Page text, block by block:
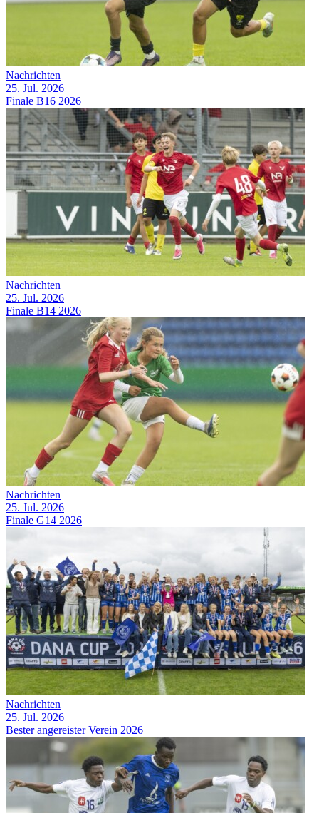
Nachrichten
25. Jul. 2026
Finale B16 2026
Nachrichten
25. Jul. 2026
Finale B14 2026
Nachrichten
25. Jul. 2026
Finale G14 2026
Nachrichten
25. Jul. 2026
Bester angereister Verein 2026